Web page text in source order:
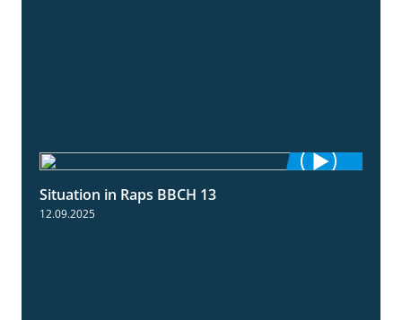
Situation in Raps BBCH 13
12.09.2025